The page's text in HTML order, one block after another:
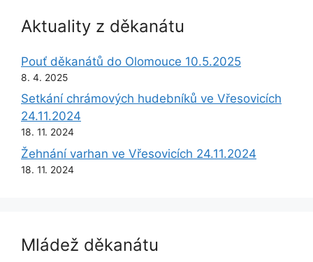
Aktuality z děkanátu
Pouť děkanátů do Olomouce 10.5.2025
8. 4. 2025
Setkání chrámových hudebníků ve Vřesovicích
24.11.2024
18. 11. 2024
Žehnání varhan ve Vřesovicích 24.11.2024
18. 11. 2024
Mládež děkanátu